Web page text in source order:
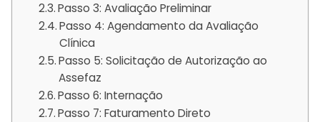
Passo 3: Avaliação Preliminar
Passo 4: Agendamento da Avaliação
Clínica
Passo 5: Solicitação de Autorização ao
Assefaz
Passo 6: Internação
Passo 7: Faturamento Direto